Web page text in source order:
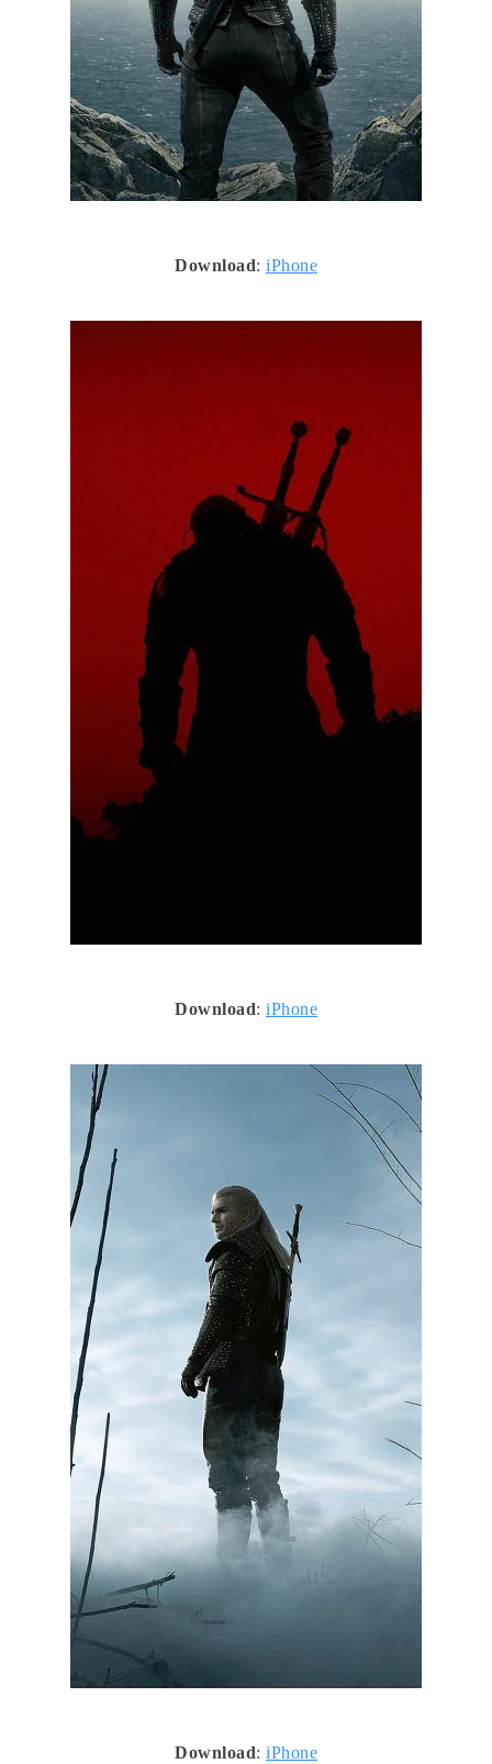
Download: iPhone
Download: iPhone
Download: iPhone